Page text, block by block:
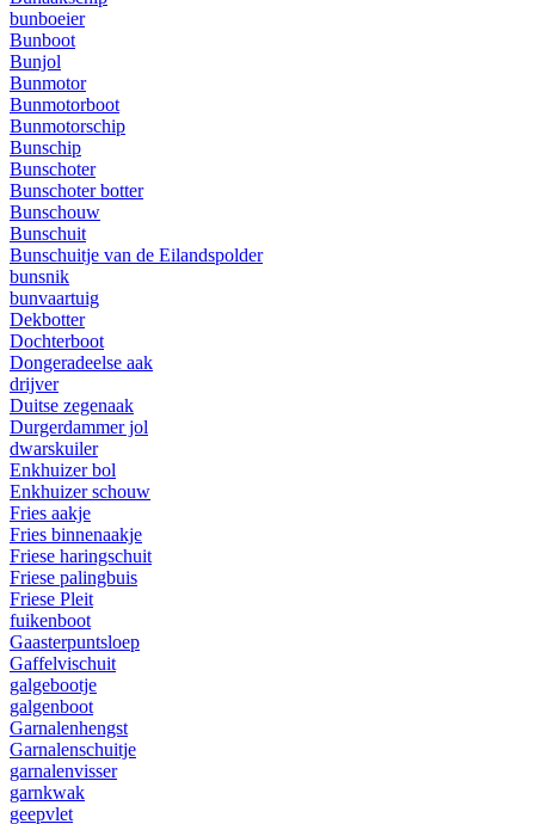
bunboeier
Bunboot
Bunjol
Bunmotor
Bunmotorboot
Bunmotorschip
Bunschip
Bunschoter
Bunschoter botter
Bunschouw
Bunschuit
Bunschuitje van de Eilandspolder
bunsnik
bunvaartuig
Dekbotter
Dochterboot
Dongeradeelse aak
drijver
Duitse zegenaak
Durgerdammer jol
dwarskuiler
Enkhuizer bol
Enkhuizer schouw
Fries aakje
Fries binnenaakje
Friese haringschuit
Friese palingbuis
Friese Pleit
fuikenboot
Gaasterpuntsloep
Gaffelvischuit
galgebootje
galgenboot
Garnalenhengst
Garnalenschuitje
garnalenvisser
garnkwak
geepvlet